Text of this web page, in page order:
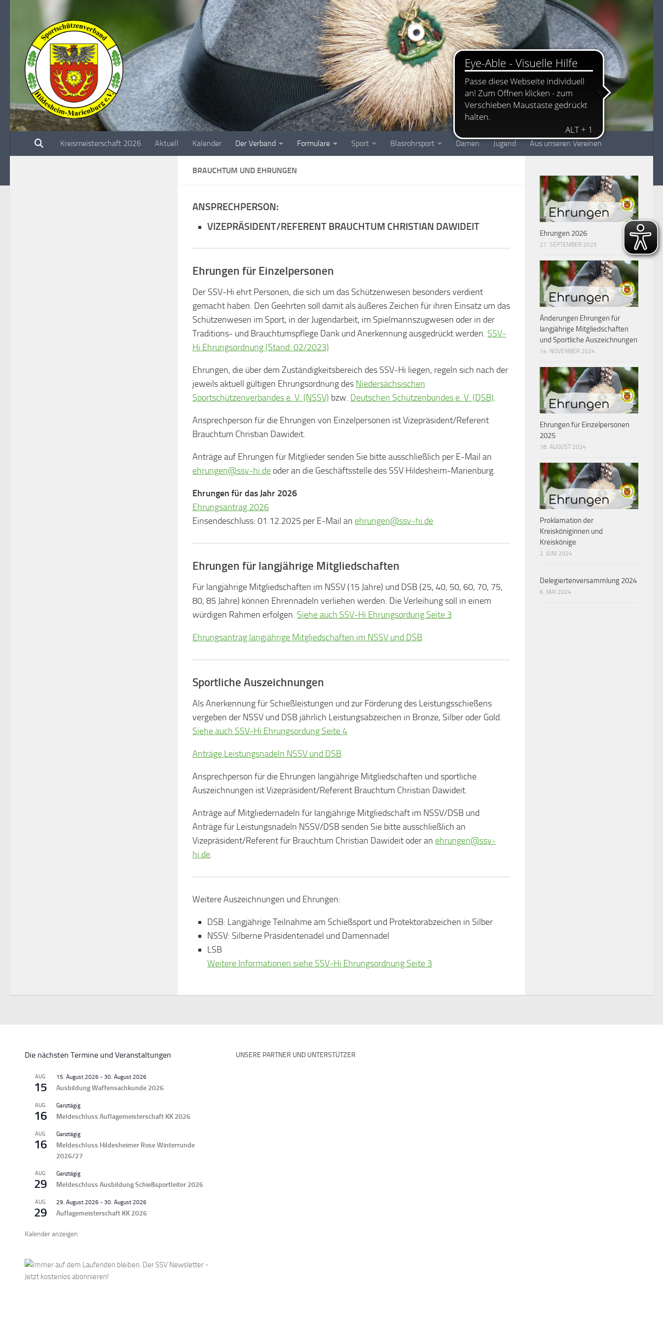
Unter dem Inhalt
Kreismeisterschaft 2026 Aktuell Kalender Der Verband Formulare Sport Blasrohrsport Damen Jugend Aus unseren Vereinen
BRAUCHTUM UND EHRUNGEN
ANSPRECHPERSON:
VIZEPRÄSIDENT/REFERENT BRAUCHTUM CHRISTIAN DAWIDEIT
Ehrungen für Einzelpersonen
Der SSV-Hi ehrt Personen, die sich um das Schützenwesen besonders verdient
gemacht haben. Den Geehrten soll damit als äußeres Zeichen für ihren Einsatz um das
Schützenwesen im Sport, in der Jugendarbeit, im Spielmannszugwesen oder in der
Traditions- und Brauchtumspflege Dank und Anerkennung ausgedrückt werden. SSV-
Hi Ehrungsordnung (Stand: 02/2023)
Ehrungen, die über dem Zuständigkeitsbereich des SSV-Hi liegen, regeln sich nach der
jeweils aktuell gültigen Ehrungsordnung des Niedersächsischen
Sportschützenverbandes e. V. (NSSV) bzw. Deutschen Schützenbundes e. V. (DSB).
Ansprechperson für die Ehrungen von Einzelpersonen ist Vizepräsident/Referent
Brauchtum Christian Dawideit.
Anträge auf Ehrungen für Mitglieder senden Sie bitte ausschließlich per E-Mail an
ehrungen@ssv-hi.de oder an die Geschäftsstelle des SSV Hildesheim-Marienburg.
Ehrungen für das Jahr 2026
Ehrungsantrag 2026
Einsendeschluss: 01.12.2025 per E-Mail an ehrungen@ssv-hi.de
Ehrungen für langjährige Mitgliedschaften
Für langjährige Mitgliedschaften im NSSV (15 Jahre) und DSB (25, 40, 50, 60, 70, 75,
80, 85 Jahre) können Ehrennadeln verliehen werden. Die Verleihung soll in einem
würdigen Rahmen erfolgen. Siehe auch SSV-Hi Ehrungsordung Seite 3
Ehrungsantrag langjährige Mitgliedschaften im NSSV und DSB
Sportliche Auszeichnungen
Als Anerkennung für Schießleistungen und zur Förderung des Leistungsschießens
vergeben der NSSV und DSB jährlich Leistungsabzeichen in Bronze, Silber oder Gold.
Siehe auch SSV-Hi Ehrungsordung Seite 4
Anträge Leistungsnadeln NSSV und DSB
Ansprechperson für die Ehrungen langjährige Mitgliedschaften und sportliche
Auszeichnungen ist Vizepräsident/Referent Brauchtum Christian Dawideit.
Anträge auf Mitgliedernadeln für langjährige Mitgliedschaft im NSSV/DSB und
Anträge für Leistungsnadeln NSSV/DSB senden Sie bitte ausschließlich an
Vizepräsident/Referent für Brauchtum Christian Dawideit oder an ehrungen@ssv-
hi.de.
Weitere Auszeichnungen und Ehrungen:
DSB: Langjährige Teilnahme am Schießsport und Protektorabzeichen in Silber
NSSV: Silberne Präsidentenadel und Damennadel
LSB
Weitere Informationen siehe SSV-Hi Ehrungsordnung Seite 3
Ehrungen 2026
27. SEPTEMBER 2025
Änderungen Ehrungen für
langjährige Mitgliedschaften
und Sportliche Auszeichnungen
14. NOVEMBER 2024
Ehrungen für Einzelpersonen
2025
18. AUGUST 2024
Proklamation der
Kreisköniginnen und
Kreiskönige
2. JUNI 2024
Delegiertenversammlung 2024
6. MAI 2024
Die nächsten Termine und Veranstaltungen
AUG.
15
15. August 2026 - 30. August 2026
Ausbildung Waffensachkunde 2026
AUG.
16
Ganztägig
Meldeschluss Auflagemeisterschaft KK 2026
AUG.
16
Ganztägig
Meldeschluss Hildesheimer Rose Winterrunde
2026/27
AUG.
29
Ganztägig
Meldeschluss Ausbildung Schießsportleiter 2026
AUG.
29
29. August 2026 - 30. August 2026
Auflagemeisterschaft KK 2026
Kalender anzeigen
UNSERE PARTNER UND UNTERSTÜTZER